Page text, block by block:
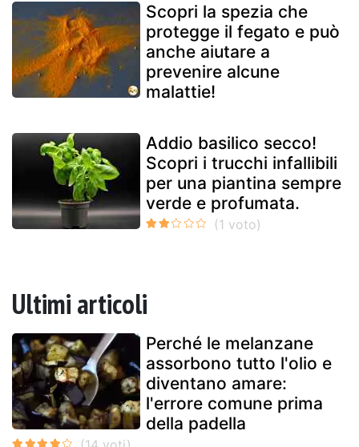
Scopri la spezia che
protegge il fegato e può
anche aiutare a
prevenire alcune
malattie!
Addio basilico secco!
Scopri i trucchi infallibili
per una piantina sempre
verde e profumata.
Ultimi articoli
Perché le melanzane
assorbono tutto l'olio e
diventano amare:
l'errore comune prima
della padella